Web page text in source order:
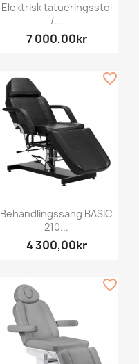
Elektrisk tatueringsstol
/...
7 000,00kr
Behandlingssäng BASIC
210...
4 300,00kr
favorite_border
favorite_border